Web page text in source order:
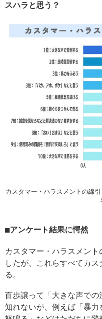
スハラと思う？
カスタマー・ハラスメントの線
アンケート結果に愕然
カスタマー・ハラスメン
したが、これらすべてカ
る。
百歩譲って「大きな声で
知れないが、例えば「暴